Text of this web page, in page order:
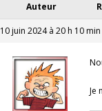
Auteur
10 juin 2024 à 20 h 10 min
Je